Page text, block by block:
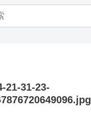
21-31-23-